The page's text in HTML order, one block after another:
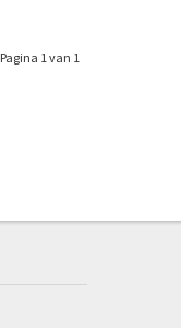
Pagina 1 van 1